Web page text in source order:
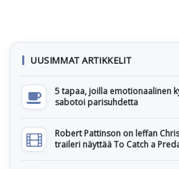
UUSIMMAT ARTIKKELIT
5 tapaa, joilla emotionaalinen
sabotoi parisuhdetta
Robert Pattinson on leffan
traileri näyttää To Catch a